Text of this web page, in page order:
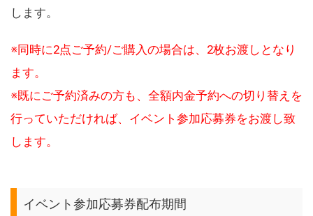
します。
※同時に2点ご予約/ご購入の場合は、2枚お渡しとなり
ます。
※既にご予約済みの方も、全額内金予約への切り替えを
行っていただければ、イベント参加応募券をお渡し致
します。
イベント参加応募券配布期間